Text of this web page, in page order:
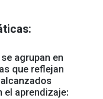
agrupan en
que reflejan
el aprendizaje: